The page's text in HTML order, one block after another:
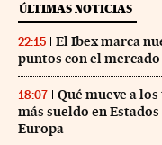
ÚLTIMAS NOTICIAS
22:15
El Ibex marca
puntos con el
18:07
Qué mueve a
más sueldo en
Europa